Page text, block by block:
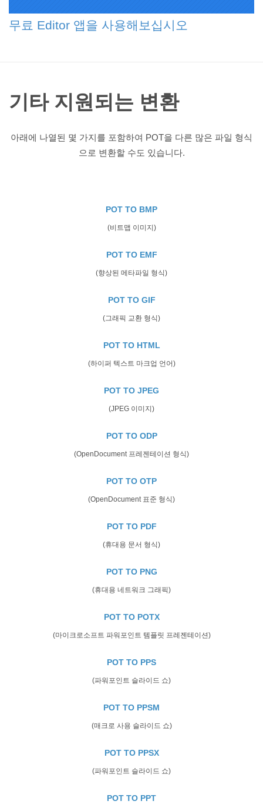
무료 Editor 앱을 사용해보십시오
기타 지원되는 변환
아래에 나열된 몇 가지를 포함하여 POT을 다른 많은 파일 형식
으로 변환할 수도 있습니다.
POT TO BMP
(비트맵 이미지)
POT TO EMF
(향상된 메타파일 형식)
POT TO GIF
(그래픽 교환 형식)
POT TO HTML
(하이퍼 텍스트 마크업 언어)
POT TO JPEG
(JPEG 이미지)
POT TO ODP
(OpenDocument 프레젠테이션 형식)
POT TO OTP
(OpenDocument 표준 형식)
POT TO PDF
(휴대용 문서 형식)
POT TO PNG
(휴대용 네트워크 그래픽)
POT TO POTX
(마이크로소프트 파워포인트 템플릿 프레젠테이션)
POT TO PPS
(파워포인트 슬라이드 쇼)
POT TO PPSM
(매크로 사용 슬라이드 쇼)
POT TO PPSX
(파워포인트 슬라이드 쇼)
POT TO PPT